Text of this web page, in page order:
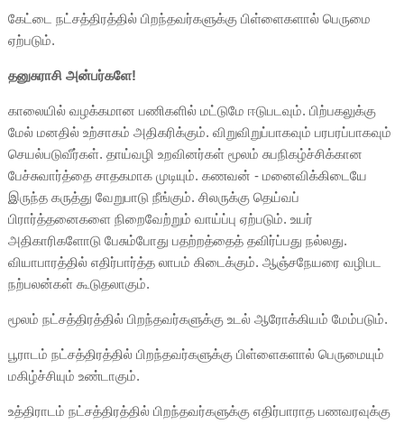
கேட்டை நட்சத்திரத்தில் பிறந்தவர்களுக்கு பிள்ளைகளால் பெருமை
ஏற்படும்.
தனுசுராசி அன்பர்களே!
காலையில் வழக்கமான பணிகளில் மட்டுமே ஈடுபடவும். பிற்பகலுக்கு
மேல் மனதில் உற்சாகம் அதிகரிக்கும். விறுவிறுப்பாகவும் பரபரப்பாகவும்
செயல்படுவீர்கள். தாய்வழி உறவினர்கள் மூலம் சுபநிகழ்ச்சிக்கான
பேச்சுவார்த்தை சாதகமாக முடியும். கணவன் - மனைவிக்கிடையே
இருந்த கருத்து வேறுபாடு நீங்கும். சிலருக்கு தெய்வப்
பிரார்த்தனைகளை நிறைவேற்றும் வாய்ப்பு ஏற்படும். உயர்
அதிகாரிகளோடு பேசும்போது பதற்றத்தைத் தவிர்ப்பது நல்லது.
வியாபாரத்தில் எதிர்பார்த்த லாபம் கிடைக்கும். ஆஞ்சநேயரை வழிபட
நற்பலன்கள் கூடுதலாகும்.
மூலம் நட்சத்திரத்தில் பிறந்தவர்களுக்கு உடல் ஆரோக்கியம் மேம்படும்.
பூராடம் நட்சத்திரத்தில் பிறந்தவர்களுக்கு பிள்ளைகளால் பெருமையும்
மகிழ்ச்சியும் உண்டாகும்.
உத்திராடம் நட்சத்திரத்தில் பிறந்தவர்களுக்கு எதிர்பாராத பணவரவுக்கு